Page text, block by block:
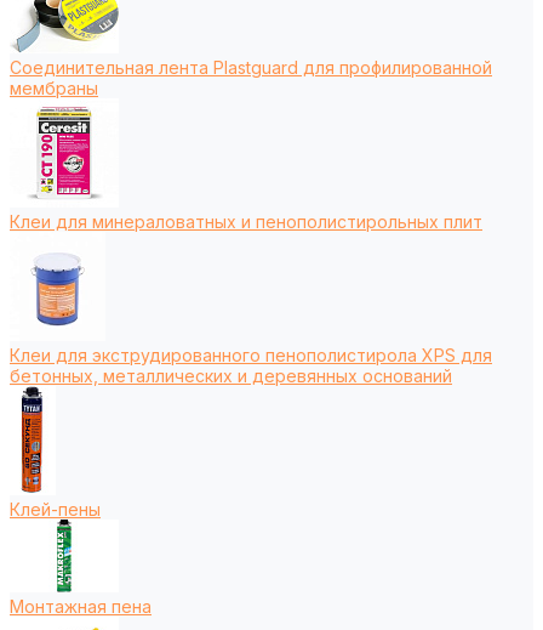
Соединительная лента Plastguard для профилированной
мембраны
Клеи для минераловатных и пенополистирольных плит
Клеи для экструдированного пенополистирола XPS для
бетонных, металлических и деревянных оснований
Клей-пены
Монтажная пена